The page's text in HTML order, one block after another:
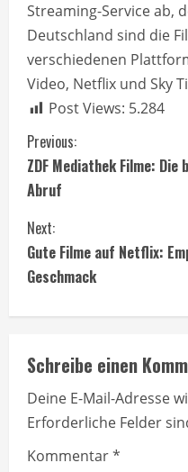
Streaming-Service ab,
Deutschland sind die
verschiedenen
Video, Netflix und Sky
Post Views: 5.284
C
o
n
t
u
e
R
Previous:
ZDF Mediathek Filme:
Abruf
Next:
Gute Filme auf Netflix:
Geschmack
Schreibe einen
Deine E-Mail-Adresse
Erforderliche Felder
Kommentar*